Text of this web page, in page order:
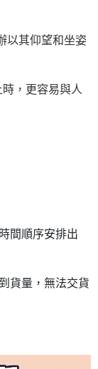
以其仰望和坐姿
，更容易與人
間順序安排出
貨量，無法交貨